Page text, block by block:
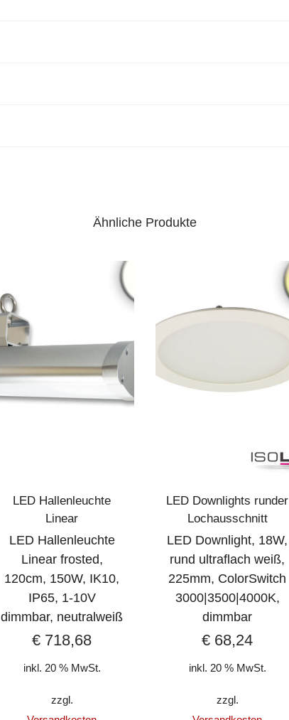
Ähnliche Produkte
LED Hallenleuchte
Linear
LED Hallenleuchte
Linear frosted,
120cm, 150W, IK10,
IP65, 1-10V
dimmbar, neutralweiß
€ 718,68
inkl. 20 % MwSt.
zzgl.
LED Downlights runder
Lochausschnitt
LED Downlight, 18W,
rund ultraflach weiß,
225mm, ColorSwitch
3000|3500|4000K,
dimmbar
€ 68,24
inkl. 20 % MwSt.
zzgl.